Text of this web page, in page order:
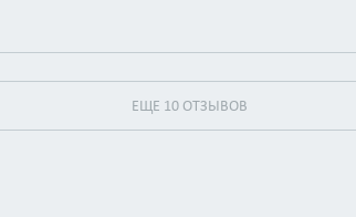
ЕЩЕ 10 ОТЗЫВОВ